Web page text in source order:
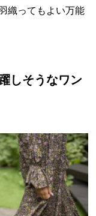
織ってもよい万能
しそうなワン